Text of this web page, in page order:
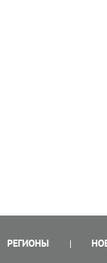
РЕГИОНЫ